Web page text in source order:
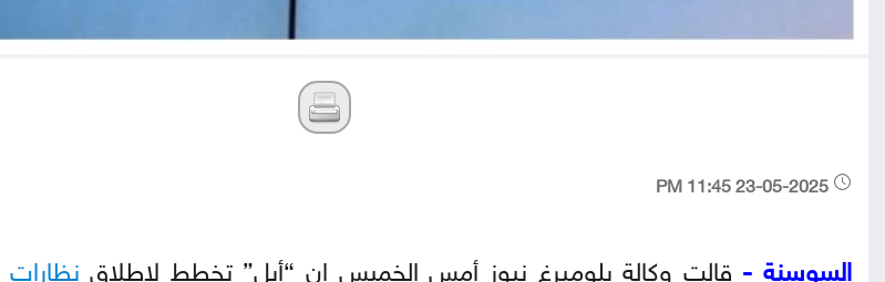
السوسنة - قالت وكالة بلومبرغ نيوز أمس الخميس إن “أبل” تخطط لإطلاق نظارات